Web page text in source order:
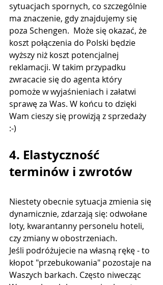
sytuacjach spornych, co szczególnie
ma znaczenie, gdy znajdujemy się
poza Schengen.  Może się okazać, że
koszt połączenia do Polski będzie
wyższy niż koszt potencjalnej
reklamacji. W takim przypadku
zwracacie się do agenta który
pomoże w wyjaśnieniach i załatwi
sprawę za Was. W końcu to dzięki
Wam cieszy się prowizją z sprzedaży
:-)
4. Elastyczność
terminów i zwrotów
Niestety obecnie sytuacja zmienia się
dynamicznie, zdarzają się: odwołane
loty, kwarantanny personelu hoteli,
czy zmiany w obostrzeniach.
Jeśli podróżujecie na własną rękę - to
kłopot "przebukowania" pozostaje na
Waszych barkach. Często niwecząc